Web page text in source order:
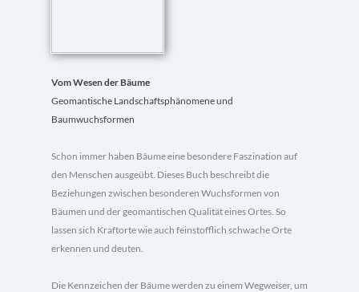
Vom Wesen der Bäume
Geomantische Landschaftsphänomene und
Baumwuchsformen
Schon immer haben Bäume eine besondere Faszination auf
den Menschen ausgeübt. Dieses Buch beschreibt die
Beziehungen zwischen besonderen Wuchsformen von
Bäumen und der geomantischen Qualität eines Ortes. So
lassen sich Kraftorte wie auch feinstofflich schwache Orte
erkennen und deuten.
Die Kennzeichen der Bäume werden zu einem Wegweiser, um